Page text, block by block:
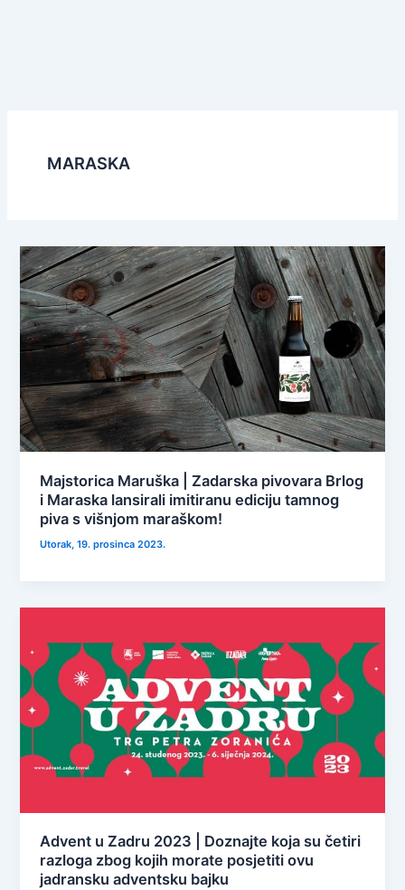
MARASKA
Majstorica Maruška | Zadarska pivovara Brlog
i Maraska lansirali imitiranu ediciju tamnog
piva s višnjom maraškom!
Utorak, 19. prosinca 2023.
Advent u Zadru 2023 | Doznajte koja su četiri
razloga zbog kojih morate posjetiti ovu
jadransku adventsku bajku